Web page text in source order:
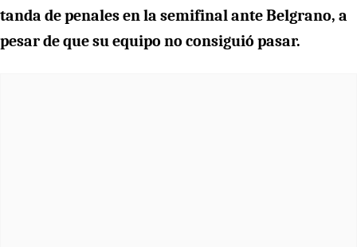
tanda de penales en la semifinal ante Belgrano, a
pesar de que su equipo no consiguió pasar.